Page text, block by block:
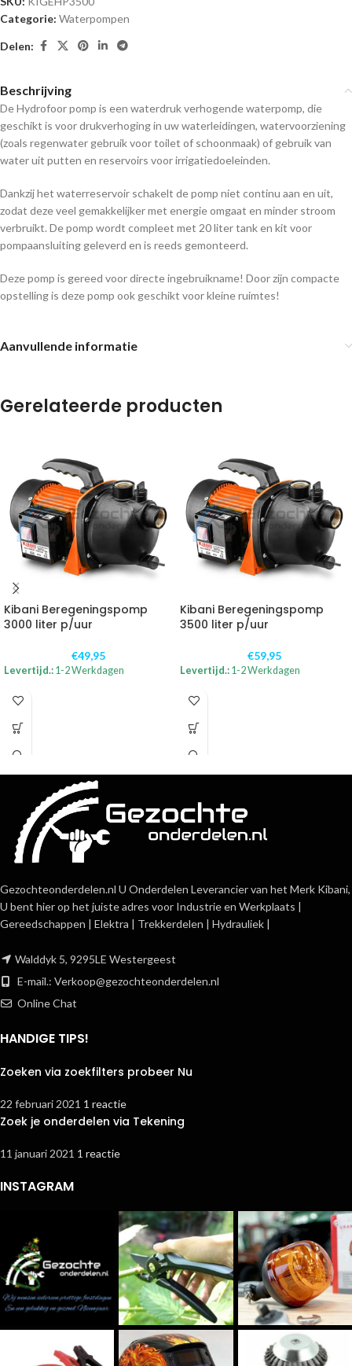
Categorie: Waterpompen
Delen:
Beschrijving
De Hydrofoor pomp is een waterdruk verhogende waterpomp, die
geschikt is voor drukverhoging in uw waterleidingen, watervoorziening
(zoals regenwater gebruik voor toilet of schoonmaak) of gebruik van
water uit putten en reservoirs voor irrigatiedoeleinden.
Dankzij het waterreservoir schakelt de pomp niet continu aan en uit,
zodat deze veel gemakkelijker met energie omgaat en minder stroom
verbruikt. De pomp wordt compleet met 20 liter tank en kit voor
pompaansluiting geleverd en is reeds gemonteerd.
Deze pomp is gereed voor directe ingebruikname! Door zijn compacte
opstelling is deze pomp ook geschikt voor kleine ruimtes!
Aanvullende informatie
Gerelateerde producten
Kibani Beregeningspomp
3000 liter p/uur
€49,95
Levertijd.: 1-2 Werkdagen
Kibani Beregeningspomp
3500 liter p/uur
€59,95
Levertijd.: 1-2 Werkdagen
Gezochteonderdelen.nl U Onderdelen Leverancier van het Merk Kibani,
U bent hier op het juiste adres voor Industrie en Werkplaats |
Gereedschappen | Elektra | Trekkerdelen | Hydrauliek |
Walddyk 5, 9295LE Westergeest
E-mail.: Verkoop@gezochteonderdelen.nl
Online Chat
HANDIGE TIPS!
Zoeken via zoekfilters probeer Nu
22 februari 2021 1 reactie
Zoek je onderdelen via Tekening
11 januari 2021 1 reactie
INSTAGRAM